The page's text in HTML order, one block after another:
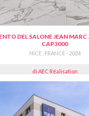
DEL SALONE JEAN MARC
CAP3000
NICE , FRANCE - 2024
di AEC Réalisation